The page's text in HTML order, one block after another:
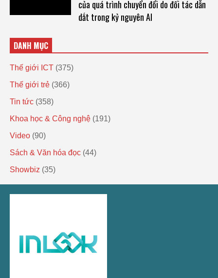
của quá trình chuyển đổi do đối tác dẫn
dắt trong kỷ nguyên AI
DANH MỤC
Thế giới ICT (375)
Thế giới trẻ (366)
Tin tức (358)
Khoa học & Công nghệ (191)
Video (90)
Sách & Văn hóa đọc (44)
Showbiz (35)